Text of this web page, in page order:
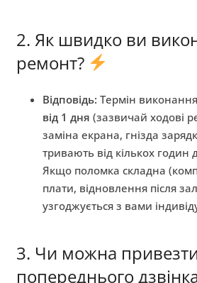
2. Як швидко ви
ремонт?
Відповідь: Термін
від 1 дня (зазвичай ходові
заміна екрана, гнізда
тривають від кількох годин
Якщо поломка складна
плати, відновлення після
узгоджується з вами
3. Чи можна привезти
попереднього